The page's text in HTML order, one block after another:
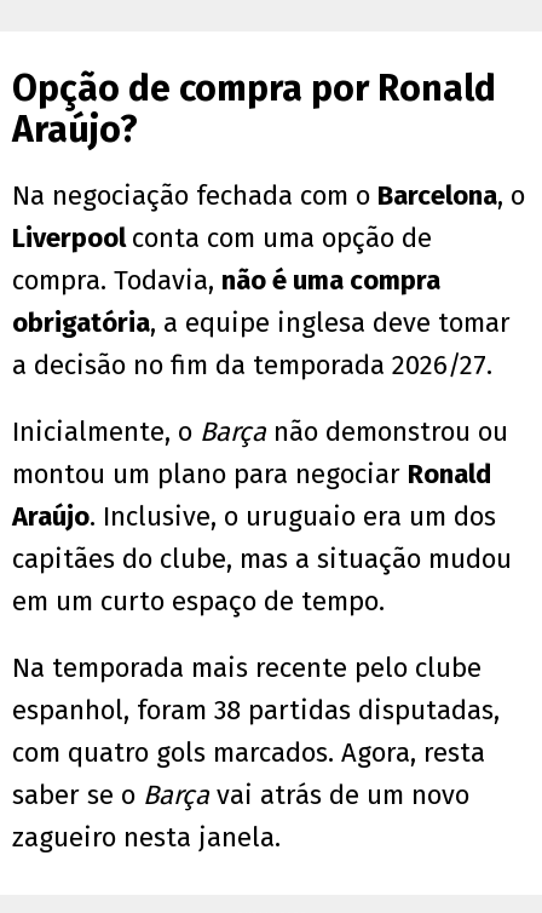
Opção de compra por Ronald
Araújo?
Na negociação fechada com o Barcelona, o
Liverpoolconta com uma opção de
compra. Todavia, não é uma compra
obrigatória, a equipe inglesa deve tomar
a decisão no fim da temporada 2026/27.
Inicialmente, o Barça não demonstrou ou
montou um plano para negociar Ronald
Araújo. Inclusive, o uruguaio era um dos
capitães do clube, mas a situação mudou
em um curto espaço de tempo.
Na temporada mais recente pelo clube
espanhol, foram 38 partidas disputadas,
com quatro gols marcados. Agora, resta
saber se o Barça vai atrás de um novo
zagueiro nesta janela.